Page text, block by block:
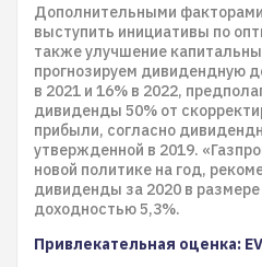
Дополнительными
выступить инициативы по
также улучшение
прогнозируем дивидендную
в 2021 и 16% в 2022,
дивиденды 50% от
прибыли, согласно
утвержденной в 2019.
новой политике на год,
дивиденды за 2020 в размере
доходностью 5,3%.
Привлекательная оценка: